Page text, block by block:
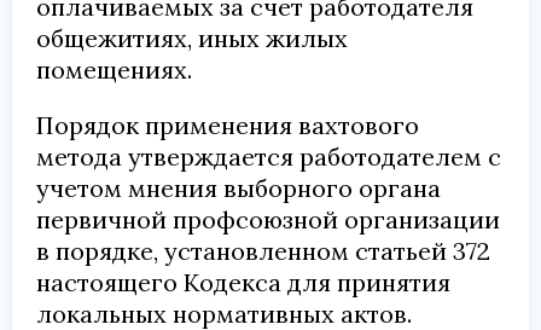
оплачиваемых за счет работодателя
общежитиях, иных жилых
помещениях.
Порядок применения вахтового
метода утверждается работодателем с
учетом мнения выборного органа
первичной профсоюзной организации
в порядке, установленном статьей 372
настоящего Кодекса для принятия
локальных нормативных актов.